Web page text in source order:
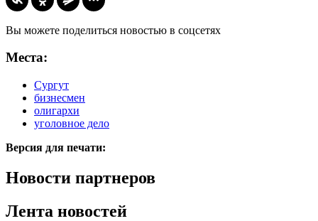
Вы можете поделиться новостью в соцсетях
Места:
Сургут
бизнесмен
олигархи
уголовное дело
Версия для печати:
Новости партнеров
Лента новостей